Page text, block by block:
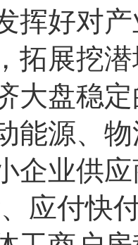
挥好对
拓展挖
大盘稳
能源、
企业供
应付快